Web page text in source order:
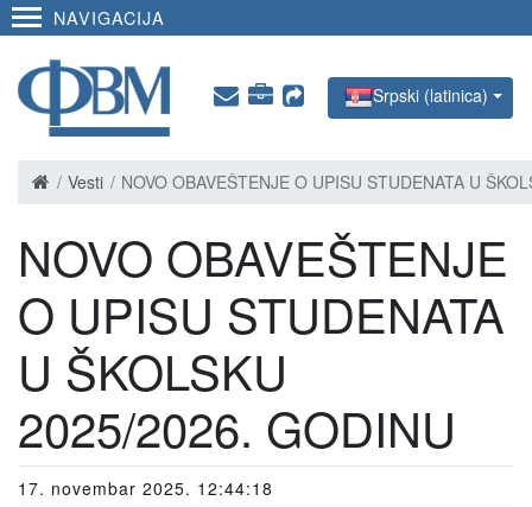
NAVIGACIJA
Srpski (latinica)
Vesti NOVO OBAVEŠTENJE O UPISU STUDENATA U
NOVO OBAVEŠTENJE
O UPISU STUDENATA
U ŠKOLSKU
2025/2026. GODINU
17. novembar 2025. 12:44:18